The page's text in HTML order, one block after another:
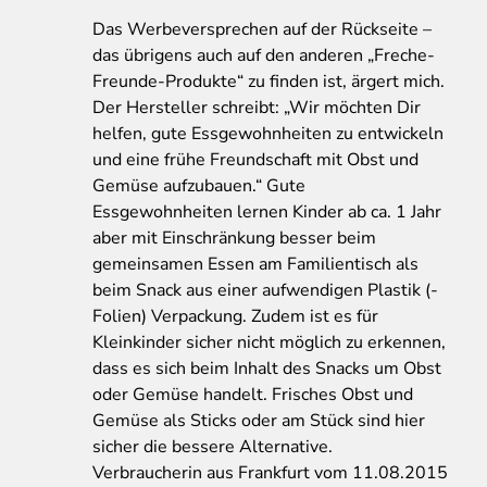
Das Werbeversprechen auf der Rückseite –
das übrigens auch auf den anderen „Freche-
Freunde-Produkte“ zu finden ist, ärgert mich.
Der Hersteller schreibt: „Wir möchten Dir
helfen, gute Essgewohnheiten zu entwickeln
und eine frühe Freundschaft mit Obst und
Gemüse aufzubauen.“ Gute
Essgewohnheiten lernen Kinder ab ca. 1 Jahr
aber mit Einschränkung besser beim
gemeinsamen Essen am Familientisch als
beim Snack aus einer aufwendigen Plastik (-
Folien) Verpackung. Zudem ist es für
Kleinkinder sicher nicht möglich zu erkennen,
dass es sich beim Inhalt des Snacks um Obst
oder Gemüse handelt. Frisches Obst und
Gemüse als Sticks oder am Stück sind hier
sicher die bessere Alternative.
Verbraucherin aus Frankfurt vom 11.08.2015